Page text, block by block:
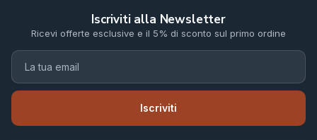
Iscriviti alla Newsletter
Ricevi offerte esclusive e il 5% di sconto sul primo ordine
Iscriviti